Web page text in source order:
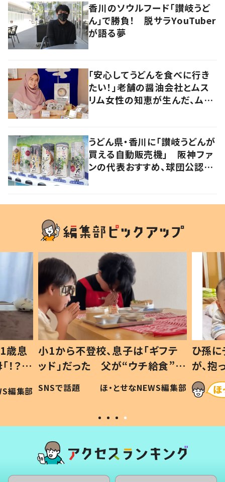
香川のソウルフード「讃岐うど
ん」で勝負！ 脱サラYouTuber
が語る夢
「安心してうどんを食べに行き
たい！」老舗の醤油会社とムス
リム女性の知恵が生んだ、ムス
うどん県・香川に「讃岐うどんが
買える自動販売機」 阪神ファ
ンの代表おすすめ、球団公認カ
歳息
？」
編集部
小1から不登校、息子は「ギフテ
ッド」だった 父が“ウチ給食”を
作り続ける理由とは #令和の親
#令和の子
SNSで話題 ほ・とせなNEWS編集部
ひ孫
が、
「涙が
い」